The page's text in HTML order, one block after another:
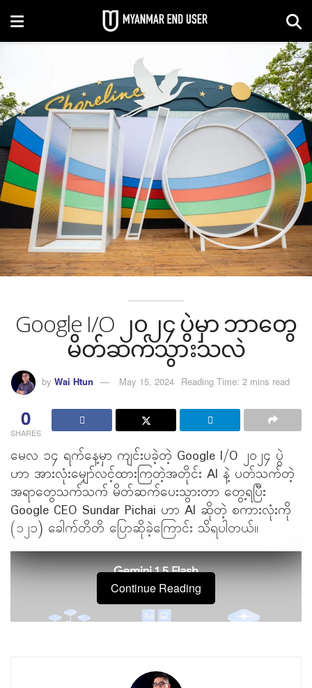
Google I/O ၂၀၂၄ ပွဲမှာ ဘာတွေ
မိတ်ဆက်သွားသလဲ
by Wai Htun May 15, 2024 Reading Time: 2 mins read
0
SHARES
မေလ ၁၄ ရက်နေ့မှာ ကျင်းပခဲ့တဲ့ Google I/O ၂၀၂၄ ပွဲ
ဟာ အားလုံးမျှော်လင့်ထားကြတဲ့အတိုင်း AI နဲ့ ပတ်သက်တဲ့
အရာတွေသက်သက် မိတ်ဆက်ပေးသွားတာ တွေ့ရပြီး
Google CEO Sundar Pichai ဟာ AI ဆိုတဲ့ စကားလုံးကို
(၁၂၁) ခေါက်တိတိ ပြောဆိုခဲ့ကြောင်း သိရပါတယ်။
Continue Reading